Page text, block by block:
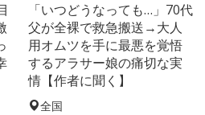
「いつどうなっても…」70代
父が全裸で救急搬送→大人
用オムツを手に最悪を覚悟
するアラサー娘の痛切な実
情【作者に聞く】
全国